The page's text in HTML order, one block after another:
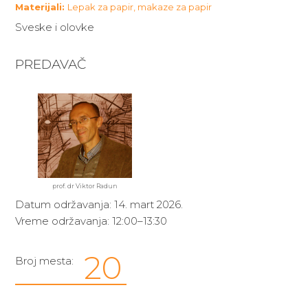
Materijali: Lepak za papir, makaze za papir
Sveske i olovke
PREDAVAČ
prof. dr Viktor Radun
Datum održavanja: 14. mart 2026.
Vreme održavanja: 12:00–13:30
Broj mesta: 20